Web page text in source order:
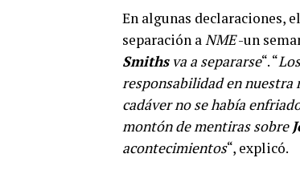
En algunas declaraciones,
separación a NME-un
Smithsva a separarse“. “
responsabilidad en nuestra
cadáver no se había
montón de mentiras sobre
acontecimientos“, explicó.